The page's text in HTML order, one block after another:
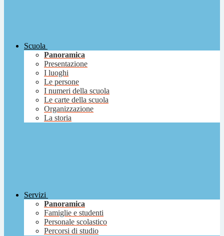
Scuola
Panoramica
Presentazione
I luoghi
Le persone
I numeri della scuola
Le carte della scuola
Organizzazione
La storia
Servizi
Panoramica
Famiglie e studenti
Personale scolastico
Percorsi di studio